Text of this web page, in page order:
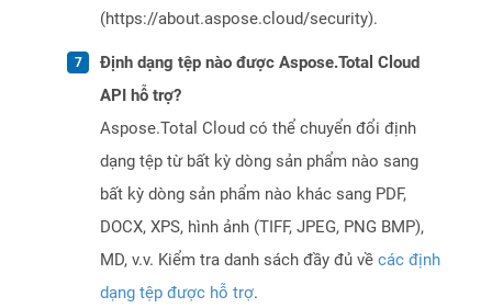
(https://about.aspose.cloud/security).
Định dạng tệp nào được Aspose.Total Cloud
API hỗ trợ?
Aspose.Total Cloud có thể chuyển đổi định
dạng tệp từ bất kỳ dòng sản phẩm nào sang
bất kỳ dòng sản phẩm nào khác sang PDF,
DOCX, XPS, hình ảnh (TIFF, JPEG, PNG BMP),
MD, v.v. Kiểm tra danh sách đầy đủ về các định
dạng tệp được hỗ trợ.